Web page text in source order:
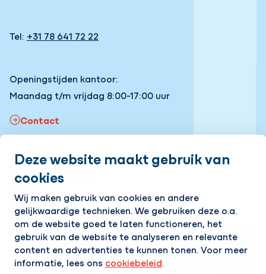
Deze website maakt gebruik van
cookies
Wij maken gebruik van cookies en andere
gelijkwaardige technieken. We gebruiken deze o.a.
om de website goed te laten functioneren, het
gebruik van de website te analyseren en relevante
content en advertenties te kunnen tonen. Voor meer
informatie, lees ons cookiebeleid.
Tel: +31 78 641 72 22
Openingstijden kantoor:
Maandag t/m vrijdag 8:00-17:00 uur
Contact
Snel naar
Onze vacatures
LinkedInInstagramFacebookYouTube
Op de hoogte blijven van het laatste nieuws?
Ontvang onze nieuwsbrief in je mailbox!